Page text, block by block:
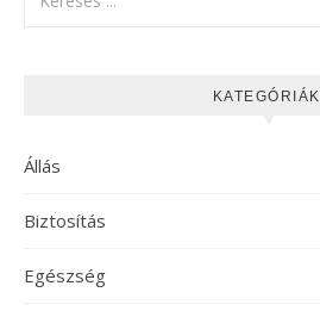
KATEGÓRIÁK
Állás
Biztosítás
Egészség